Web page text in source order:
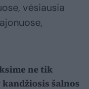
vėsiausia
ne tik
šalnos